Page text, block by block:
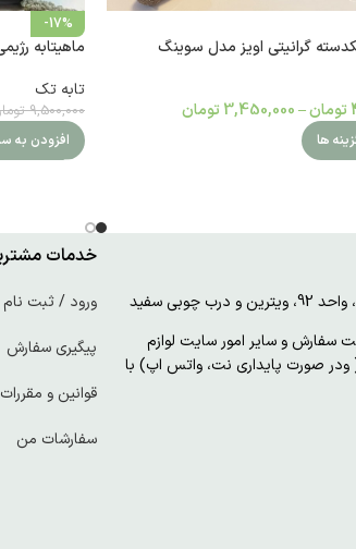
گرانیتی اویز مدل سوینگ
تومان–
3,450,000 تومان
ها
-17%
ماهیتابه
تابه تک
9,500,000
افزودن به
سفید
و سایر امور سایت لوازم
( ودر صورت پایداری نت، واتس اپ) با
خدمات
ورود / ثبت نام
پیگیری سفارش
قوانین و مقررات
سفارشات من